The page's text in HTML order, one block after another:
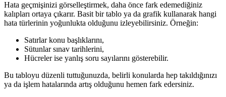
Hata geçmişinizi görselleştirmek, daha önce fark edemediğiniz
kalıpları ortaya çıkarır. Basit bir tablo ya da grafik kullanarak hangi
hata türlerinin yoğunlukta olduğunu izleyebilirsiniz. Örneğin:
Satırlar konu başlıklarını,
Sütunlar sınav tarihlerini,
Hücreler ise yanlış soru sayılarını gösterebilir.
Bu tabloyu düzenli tuttuğunuzda, belirli konularda hep takıldığınızı
ya da işlem hatalarında artış olduğunu hemen fark edersiniz.